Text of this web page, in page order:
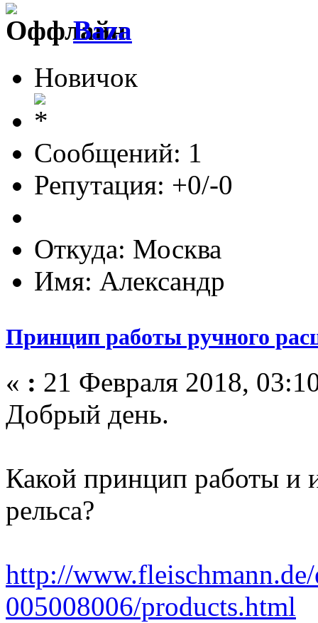
Baza
Новичок
Сообщений: 1
Репутация: +0/-0
Откуда: Москва
Имя: Александр
Принцип работы ручного
« : 21 Февраля 2018,
Добрый день.
Какой принцип работы и
рельса?
http://
005008006/products.html